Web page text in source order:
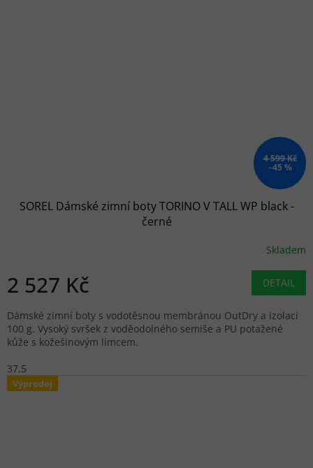
4 599 Kč
–45 %
SOREL Dámské zimní boty TORINO V TALL WP black -
černé
Skladem
2 527 Kč DETAIL
Dámské zimní boty s vodotěsnou membránou OutDry a izolací
100 g. Vysoký svršek z voděodolného semiše a PU potažené
kůže s kožešinovým límcem.
37,5
Výprodej